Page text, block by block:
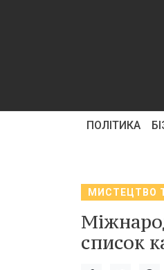
ПОЛІТИКА
МИСТЕЦТВО
список